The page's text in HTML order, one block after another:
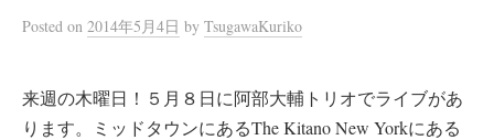
Posted on 2014年5月4日 by TsugawaKuriko
来週の木曜日！５月８日に阿部大輔トリオでライブがあ
ります。ミッドタウンにあるThe Kitano New Yorkにある